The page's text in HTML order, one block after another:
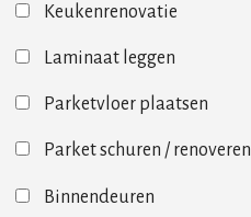
Keukenrenovatie
Laminaat leggen
Parketvloer plaatsen
Parket schuren / renoveren
Binnendeuren